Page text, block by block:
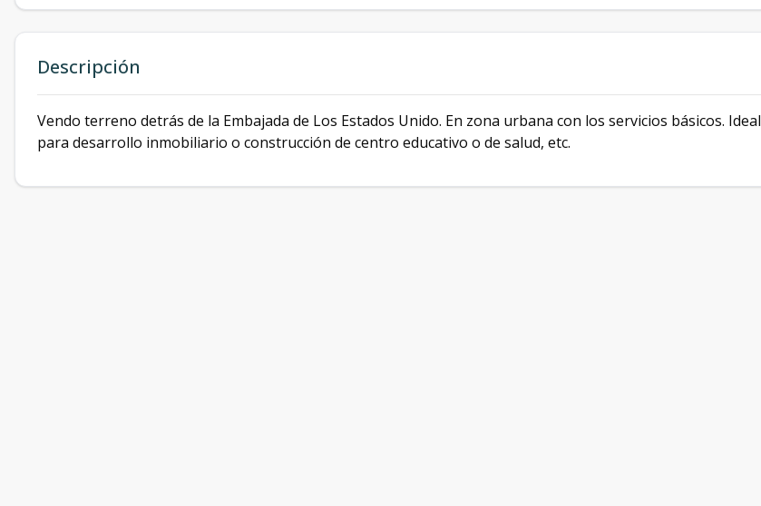
Descripción
Vendo terreno detrás de la Embajada de Los Estados Unido. En zona urbana con los servicios básicos. Ideal
para desarrollo inmobiliario o construcción de centro educativo o de salud, etc.